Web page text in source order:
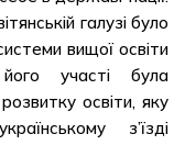
галузі було
вищої освіти
участі була
освіти, яку
з’їзді